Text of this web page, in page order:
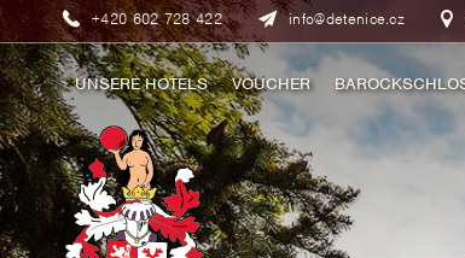
+420 602 728 422 info@detenice.cz
UNSERE HOTELS
MITTELALTERLICHES HOTEL
RUSTIKAL HOTEL
SCHLOSS SUITE
ROMANTISCHE AUFENTHALTE
VOUCHER
FÜHRUNGEN
ROMANTISCHE
TOP